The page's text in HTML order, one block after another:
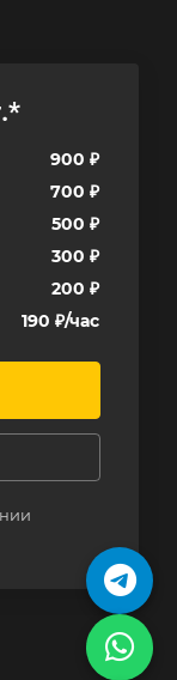
*
900 ₽
700 ₽
500 ₽
300 ₽
200 ₽
190 ₽/час